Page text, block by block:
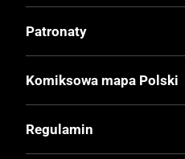
Oprawa
Twarda
239x317 mm
Patronaty
Komiksowa mapa Polski
Regulamin